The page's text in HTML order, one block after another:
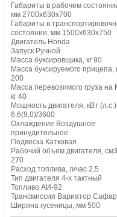
Габариты в рабочем
мм 2700х630х700
Габариты в
состоянии, мм 1500х630х750
Двигатель Honda
Запуск Ручной
Масса буксировщика, кг 90
Масса буксируемого прицепа,
200
Масса перевозимого груза на
кг 40
Мощность двигателя, кВт (л.с.)
6,6(9,0)/3600
Охлаждение Воздушное
принудительное
Подвеска Катковая
Рабочий объем двигателя, см3
270
Расход топлива, л/час 2,5
Тип двигателя 4-х тактный
Топливо АИ-92
Трансмиссия Вариатор
Ширина гусеницы, мм 500